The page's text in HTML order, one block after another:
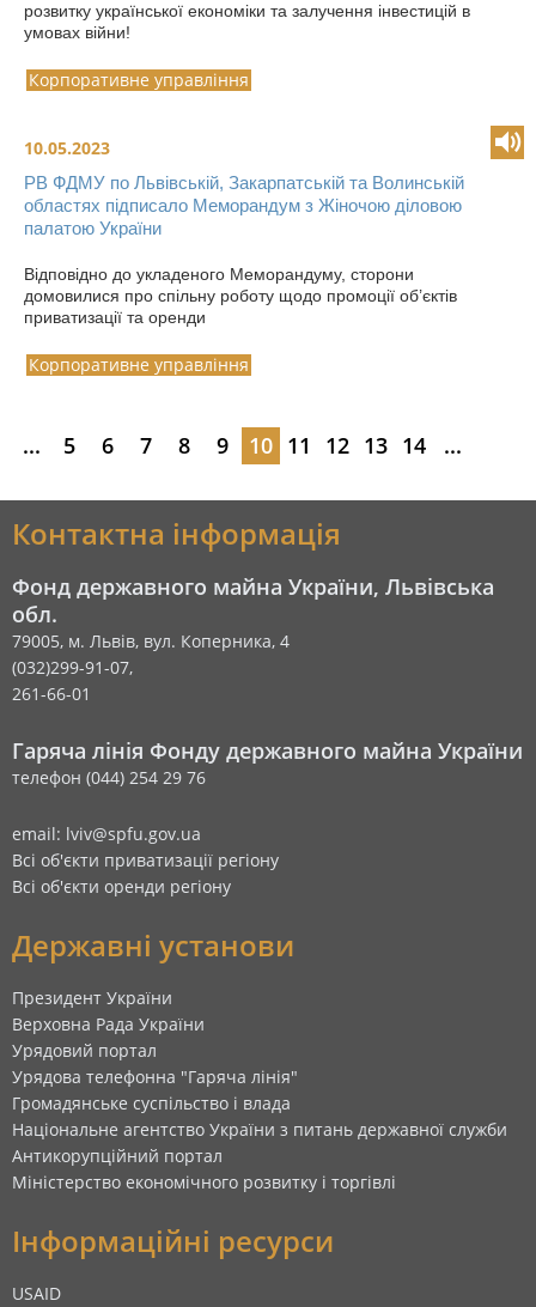
розвитку української економіки та залучення інвестицій в
умовах війни!
Корпоративне управління
10.05.2023
РВ ФДМУ по Львівській, Закарпатській та Волинській
областях підписало Меморандум з Жіночою діловою
палатою України
Відповідно до укладеного Меморандуму, сторони
домовилися про спільну роботу щодо промоції об’єктів
приватизації та оренди
Корпоративне управління
... 5 6 7 8 9 10 11 12 13 14 ...
Контактна інформація
Фонд державного майна України, Львівська
обл.
79005, м. Львів, вул. Коперника, 4
(032)299-91-07,
261-66-01
Гаряча лінія Фонду державного майна України
телефон (044) 254 29 76
email: lviv@spfu.gov.ua
Всі об'єкти приватизації регіону
Всі об'єкти оренди регіону
Державні установи
Президент України
Верховна Рада України
Урядовий портал
Урядова телефонна "Гаряча лінія"
Громадянське суспільство і влада
Національне агентство України з питань державної служби
Антикорупційний портал
Міністерство економічного розвитку і торгівлі
Інформаційні ресурси
USAID